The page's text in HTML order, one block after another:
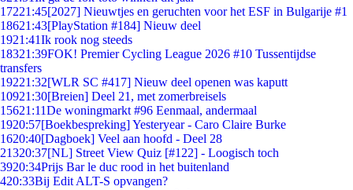
17221:45[2027] Nieuwtjes en geruchten voor het ESF in Bulgarije #1
18621:43[PlayStation #184] Nieuw deel
1921:41Ik rook nog steeds
18321:39FOK! Premier Cycling League 2026 #10 Tussentijdse
transfers
19221:32[WLR SC #417] Nieuw deel openen was kaputt
10921:30[Breien] Deel 21, met zomerbreisels
15621:11De woningmarkt #96 Eenmaal, andermaal
1920:57[Boekbespreking] Yesteryear - Caro Claire Burke
1620:40[Dagboek] Veel aan hoofd - Deel 28
21320:37[NL] Street View Quiz [#122] - Loogisch toch
3920:34Prijs Bar le duc rood in het buitenland
420:33Bij Edit ALT-S opvangen?